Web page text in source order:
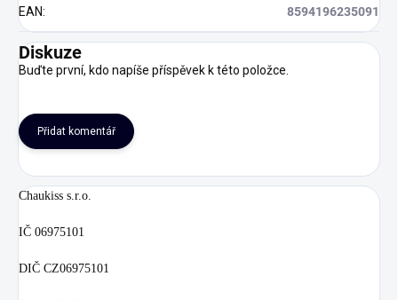
EAN: 8594196235091
Diskuze
Buďte první, kdo napíše příspěvek k této položce.
Přidat komentář
Chaukiss s.r.o.
IČ 06975101
DIČ CZ06975101